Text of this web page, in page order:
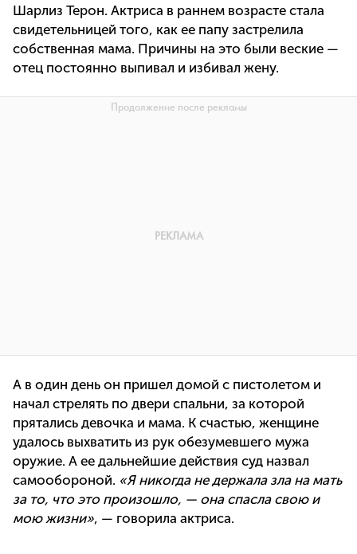
Шарлиз Терон. Актриса в раннем возрасте стала
свидетельницей того, как ее папу застрелила
собственная мама. Причины на это были веские —
отец постоянно выпивал и избивал жену.
А в один день он пришел домой с пистолетом и
начал стрелять по двери спальни, за которой
прятались девочка и мама. К счастью, женщине
удалось выхватить из рук обезумевшего мужа
оружие. А ее дальнейшие действия суд назвал
самообороной. «Я никогда не держала зла на мать
за то, что это произошло, — она спасла свою и
мою жизни», — говорила актриса.